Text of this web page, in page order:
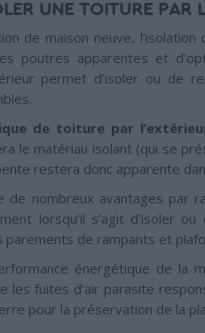
UNE TOITURE PAR
de maison neuve,
poutres apparentes et
permet d’isoler ou de
de toiture par
le matériau isolant (qui se
restera donc apparente
de nombreux avantages par
lorsqu’il s’agit d’isoler
parements de rampants et
énergétique de la
les fuites d’air parasite
pour la préservation de la